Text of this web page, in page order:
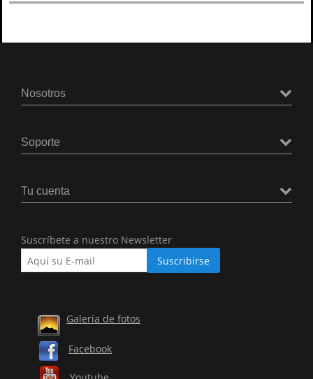
Nosotros
Soporte
Tu cuenta
Suscríbete a nuestro Newsletter
Galería de fotos
Facebook